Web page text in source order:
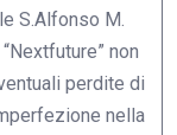
S.Alfonso M.
non
perdite di
nella